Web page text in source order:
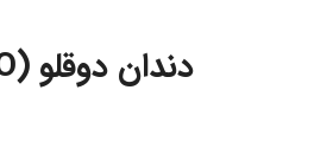
دندان دوقلو (GEMINATIO) چیست؟